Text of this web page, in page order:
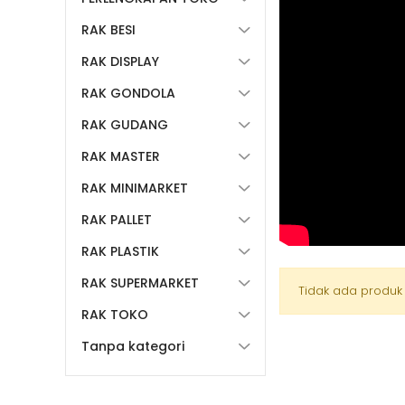
Tidak ada
RAK BESI
RAK DISPLAY
RAK GONDOLA
RAK GUDANG
RAK MASTER
RAK MINIMARKET
RAK PALLET
RAK PLASTIK
RAK SUPERMARKET
RAK TOKO
Tanpa kategori